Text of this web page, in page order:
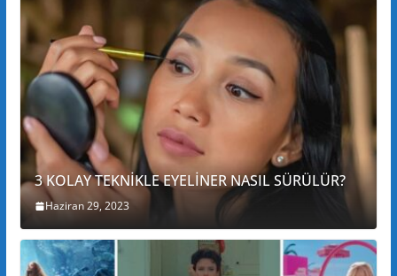
3 KOLAY TEKNİKLE EYELİNER NASIL SÜRÜLÜR?
Haziran 29, 2023